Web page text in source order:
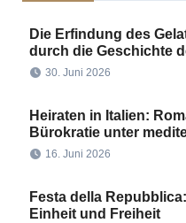
Die Erfindung des
durch die Geschichte
30. Juni 2026
Heiraten in Italien:
Bürokratie unter
16. Juni 2026
Festa della
Einheit und Freiheit